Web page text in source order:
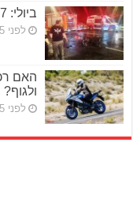
ביולי: 7 רוכבים נהרגו על דו־גלגלי
לפני 5 ימים
האם
ולגוף?
לפני 5 ימים